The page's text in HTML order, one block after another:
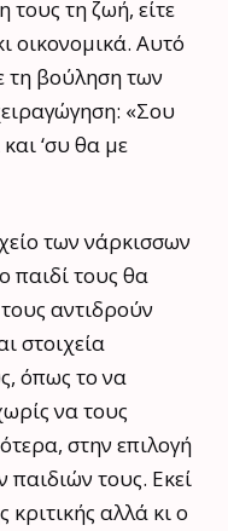
τους τη ζωή, είτε
οικονομικά. Αυτό
τη βούληση των
«Σου
‘συ θα με
των νάρκισσων
παιδί τους θα
αντιδρούν
στοιχεία
όπως το να
να τους
στην επιλογή
τους. Εκεί
κριτικής αλλά κι ο